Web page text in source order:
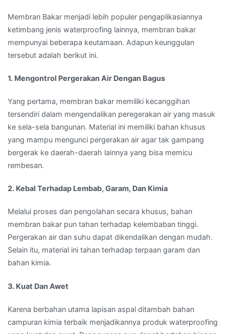
Membran Bakar menjadi lebih populer pengaplikasiannya
ketimbang jenis waterproofing lainnya, membran bakar
mempunyai beberapa keutamaan. Adapun keunggulan
tersebut adalah berikut ini.
1. Mengontrol Pergerakan Air Dengan Bagus
Yang pertama, membran bakar memiliki kecanggihan
tersendiri dalam mengendalikan peregerakan air yang masuk
ke sela-sela bangunan. Material ini memiliki bahan khusus
yang mampu mengunci pergerakan air agar tak gampang
bergerak ke daerah-daerah lainnya yang bisa memicu
rembesan.
2. Kebal Terhadap Lembab, Garam, Dan Kimia
Melalui proses dan pengolahan secara khusus, bahan
membran bakar pun tahan terhadap kelembaban tinggi.
Pergerakan air dan suhu dapat dikendalikan dengan mudah.
Selain itu, material ini tahan terhadap terpaan garam dan
bahan kimia.
3. Kuat Dan Awet
Karena berbahan utama lapisan aspal ditambah bahan
campuran kimia terbaik menjadikannya produk waterproofing